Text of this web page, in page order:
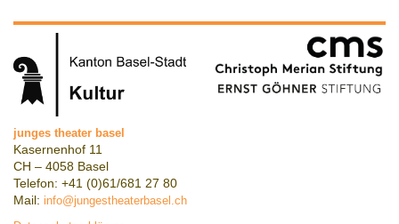
junges theater basel
Kasernenhof 11
CH – 4058 Basel
Telefon: +41 (0)61/681 27 80
Mail: info@jungestheaterbasel.ch